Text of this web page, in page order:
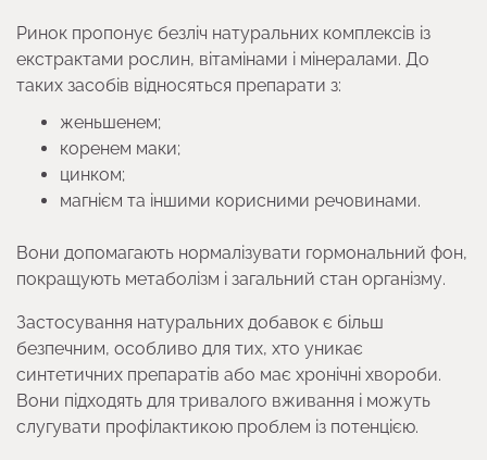
Ринок пропонує безліч натуральних комплексів із
екстрактами рослин, вітамінами і мінералами. До
таких засобів відносяться препарати з:
женьшенем;
коренем маки;
цинком;
магнієм та іншими корисними речовинами.
Вони допомагають нормалізувати гормональний фон,
покращують метаболізм і загальний стан організму.
Застосування натуральних добавок є більш
безпечним, особливо для тих, хто уникає
синтетичних препаратів або має хронічні хвороби.
Вони підходять для тривалого вживання і можуть
слугувати профілактикою проблем із потенцією.